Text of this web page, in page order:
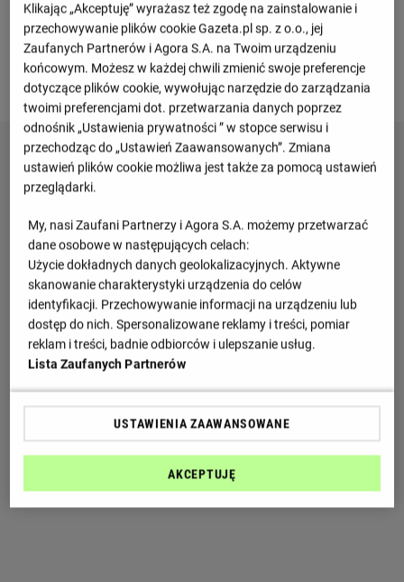
Informacje o meczu
Klubowe mecze towarzyskie
Wtorek 07.07.2026, godzina 12:00
Klikając „Akceptuję” wyrażasz też zgodę na zainstalowanie i
przechowywanie plików cookie Gazeta.pl sp. z o.o., jej
Zaufanych Partnerów i Agora S.A. na Twoim urządzeniu
końcowym. Możesz w każdej chwili zmienić swoje preferencje
dotyczące plików cookie, wywołując narzędzie do zarządzania
twoimi preferencjami dot. przetwarzania danych poprzez
odnośnik „Ustawienia prywatności ” w stopce serwisu i
przechodząc do „Ustawień Zaawansowanych”. Zmiana
ustawień plików cookie możliwa jest także za pomocą ustawień
przeglądarki.
My, nasi Zaufani Partnerzy i Agora S.A. możemy przetwarzać
dane osobowe w następujących celach:
Użycie dokładnych danych geolokalizacyjnych. Aktywne
skanowanie charakterystyki urządzenia do celów
identyfikacji. Przechowywanie informacji na urządzeniu lub
dostęp do nich. Spersonalizowane reklamy i treści, pomiar
reklam i treści, badnie odbiorców i ulepszanie usług.
Lista Zaufanych Partnerów
USTAWIENIA ZAAWANSOWANE
AKCEPTUJĘ